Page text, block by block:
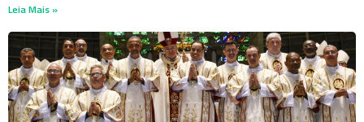
Leia Mais »